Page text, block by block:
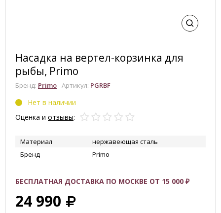
Насадка на вертел-корзинка для
рыбы, Primo
Бренд: Primo Артикул: PGRBF
Нет в наличии
Оценка и отзывы:
Материал
нержавеющая сталь
Бренд
Primo
БЕСПЛАТНАЯ ДОСТАВКА ПО МОСКВЕ ОТ 15 000 ₽
24 990